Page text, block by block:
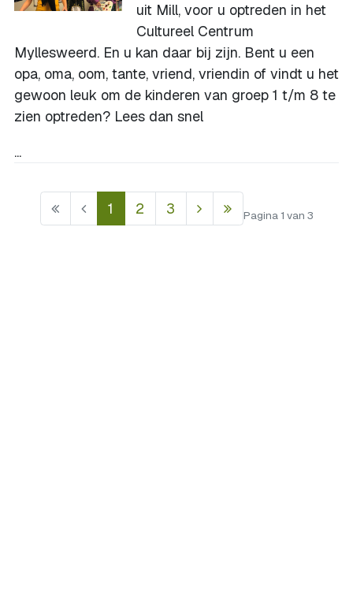
uit Mill, voor u optreden in het
Cultureel Centrum
Myllesweerd. En u kan daar bij zijn. Bent u een
opa, oma, oom, tante, vriend, vriendin of vindt u het
gewoon leuk om de kinderen van groep 1 t/m 8 te
zien optreden? Lees dan snel
...
1 2 3 Pagina 1 van 3